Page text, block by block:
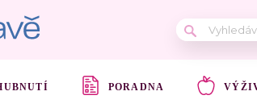
PORADNA